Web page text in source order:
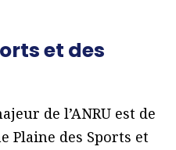
et des
de l’ANRU est de
Plaine des Sports et